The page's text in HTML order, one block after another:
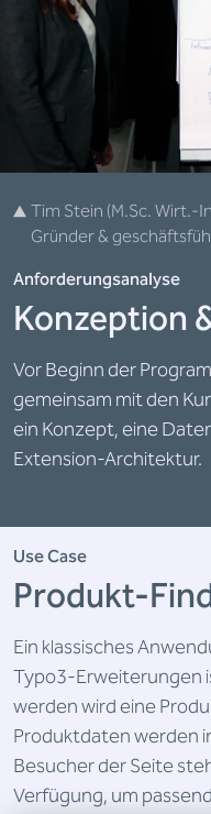
Anforderungsanalyse
Konzeption
Vor Beginn der
gemeinsam mit den
ein Konzept, eine
Extension-Architektur.
Tim Stein (M.Sc. Wirt.-
Gründer &
Use Case
Produkt-
Ein klassisches
Typo3-Erweiterungen
werden wird eine
Produktdaten werden
Besucher der Seite
Verfügung, um